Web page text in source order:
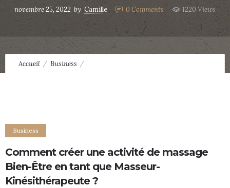
novembre 25, 2022 by Camille 0 Comments 1220 Views
Accueil Business
Business
Comment créer une activité de massage
Bien-Être en tant que Masseur-
Kinésithérapeute ?